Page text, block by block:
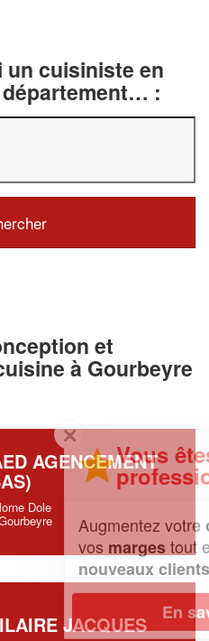
un cuisiniste en
:
et
à Gourbeyre
AGENCEMENT
Dole
JACQUES
êtes un
?
votre chiffre d'affaireset
tout en gagnant de